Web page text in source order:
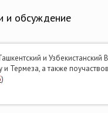
и обсуждение
и
и Термеза, а также
)